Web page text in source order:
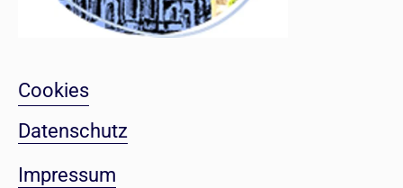
Cookies
Datenschutz
Impressum